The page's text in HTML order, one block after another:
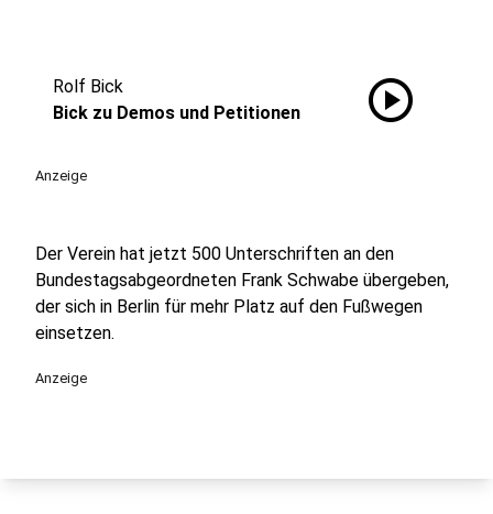
Rolf Bick
Bick zu Demos und Petitionen
play_circle
Anzeige
Der Verein hat jetzt 500 Unterschriften an den
Bundestagsabgeordneten Frank Schwabe übergeben,
der sich in Berlin für mehr Platz auf den Fußwegen
einsetzen.
Anzeige